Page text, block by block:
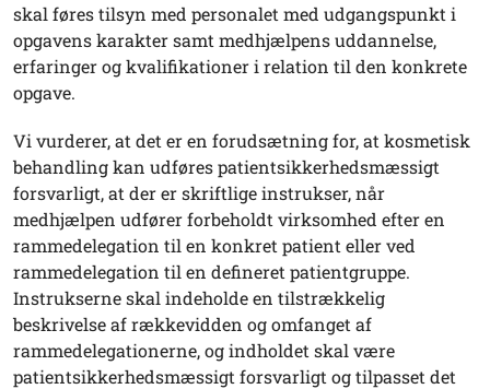
skal føres tilsyn med personalet med udgangspunkt i
opgavens karakter samt medhjælpens uddannelse,
erfaringer og kvalifikationer i relation til den konkrete
opgave.
Vi vurderer, at det er en forudsætning for, at kosmetisk
behandling kan udføres patientsikkerhedsmæssigt
forsvarligt, at der er skriftlige instrukser, når
medhjælpen udfører forbeholdt virksomhed efter en
rammedelegation til en konkret patient eller ved
rammedelegation til en defineret patientgruppe.
Instrukserne skal indeholde en tilstrækkelig
beskrivelse af rækkevidden og omfanget af
rammedelegationerne, og indholdet skal være
patientsikkerhedsmæssigt forsvarligt og tilpasset det